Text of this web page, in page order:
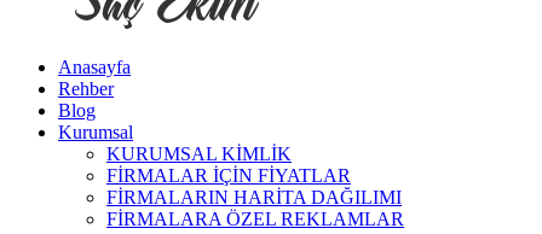
Anasayfa
Rehber
Blog
Kurumsal
KURUMSAL KİMLİK
FİRMALAR İÇİN FİYATLAR
FİRMALARIN HARİTA DAĞILIMI
FİRMALARA ÖZEL REKLAMLAR